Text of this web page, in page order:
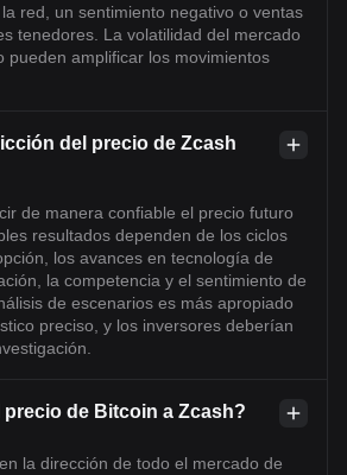
red, un sentimiento negativo o ventas
tenedores. La volatilidad del mercado
pueden amplificar los movimientos
del precio de Zcash
de manera confiable el precio futuro
resultados dependen de los ciclos
los avances en tecnología de
la competencia y el sentimiento de
de escenarios es más apropiado
preciso, y los inversores deberían
precio de Bitcoin a Zcash?
la dirección de todo el mercado de